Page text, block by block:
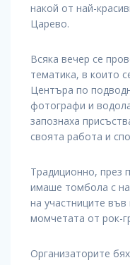
накой от най-
Царево.
Всяка вечер се
тематика, в които
Центъра по
фотографи и
запознаха
своята работа и
Традиционно, през
имаше томбола с
на участниците
момчетата от рок-
Организаторите